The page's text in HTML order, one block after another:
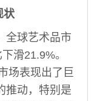
状
全球艺术品市
滑21.9%。
场表现出了巨
推动，特别是